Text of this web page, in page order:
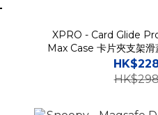
XPRO - Card Glide
Max Case 卡片夾支架滑
手機保